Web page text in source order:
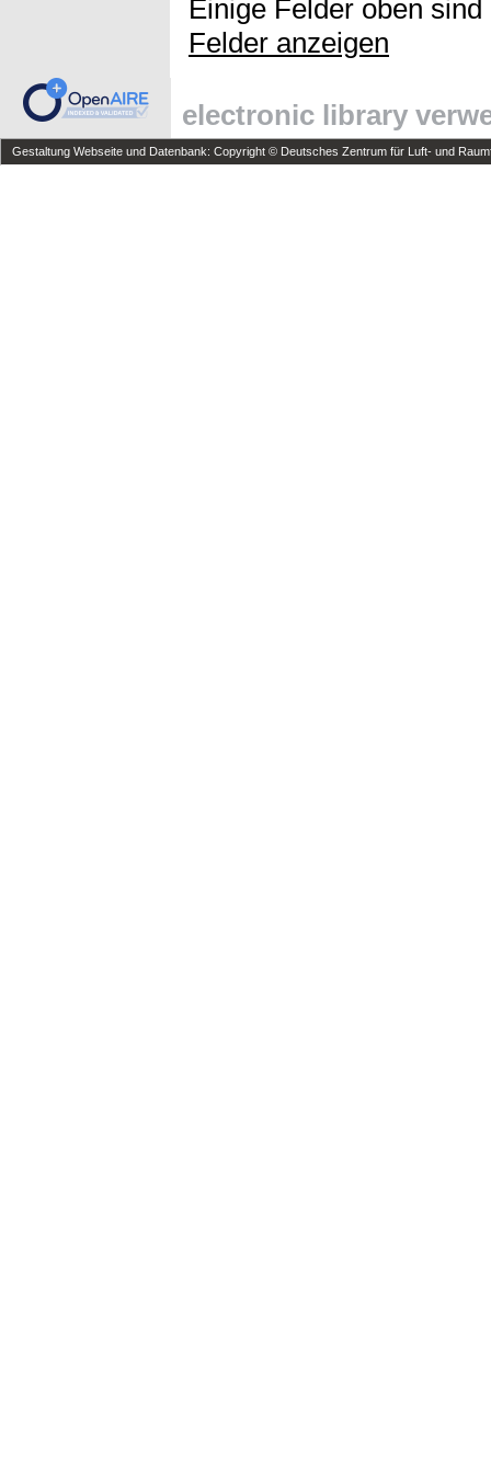
Einige Felder oben
Felder anzeigen
electronic library
Gestaltung Webseite und Datenbank: Copyright © Deutsches Zentrum für Luft- und